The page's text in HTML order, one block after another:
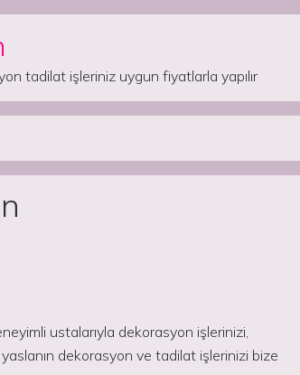
tadilat işleriniz uygun fiyatlarla yapılır
ustalarıyla dekorasyon işlerinizi,
dekorasyon ve tadilat işlerinizi bize